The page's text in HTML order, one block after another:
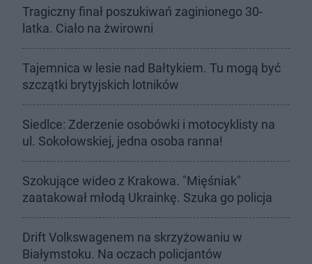
Tragiczny finał poszukiwań zaginionego 30-
latka. Ciało na żwirowni
Tajemnica w lesie nad Bałtykiem. Tu mogą być
szczątki brytyjskich lotników
Siedlce: Zderzenie osobówki i motocyklisty na
ul. Sokołowskiej, jedna osoba ranna!
Szokujące wideo z Krakowa. "Mięśniak"
zaatakował młodą Ukrainkę. Szuka go policja
Drift Volkswagenem na skrzyżowaniu w
Białymstoku. Na oczach policjantów